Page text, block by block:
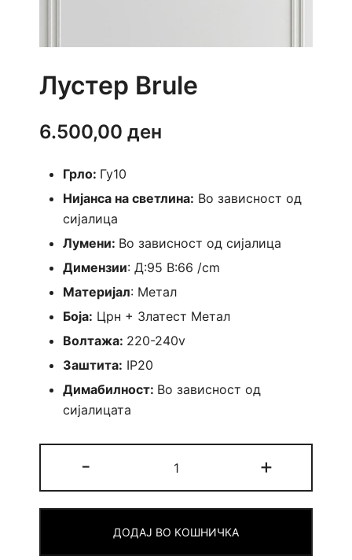
Лустер Brule
6.500,00 ден
Грло: Гу10
Нијанса на светлина: Во зависност од
сијалица
Лумени: Во зависност од сијалица
Димензии: Д:95 В:66 /cm
Материјал: Метал
Боја: Црн + Златест Метал
Волтажа: 220-240v
Заштита: IP20
Димабилност: Во зависност од
сијалицата
-
Brule
quantity
+
ДОДАЈ ВО КОШНИЧКА